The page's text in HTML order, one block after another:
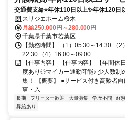
交通費支給⭐️年休110日以上✨年休120日
優遇⭕️車通勤ＯＫ
スリジエホーム桜木
月給250,000円～280,000円
千葉県千葉市若葉区
【勤務時間】 （1）05:30～14:30 （
22:30 （4）16:00～09:00
【仕事内容】 【仕事内容】 【年間
度あり◎マイカー通勤可能♪ 少人数制
集！ 【概要】 ●サービス付き高齢者
事・入...
長期 フリーター歓迎 大量募集 学歴不問 経
昇給あり